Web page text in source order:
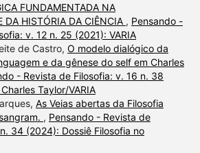
FUNDAMENTADA NA
DA HISTÓRIA DA CIÊNCIA , Pensando -
v. 12 n. 25 (2021): VARIA
de Castro, O modelo dialógico da
e da gênese do self em Charles
- Revista de Filosofia: v. 16 n. 38
Taylor/VARIA
As Veias abertas da Filosofia
, Pensando - Revista de
34 (2024): Dossiê Filosofia no